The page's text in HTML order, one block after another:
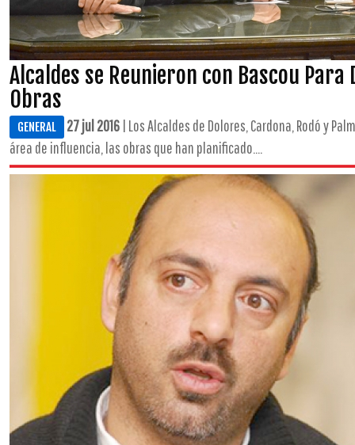
Alcaldes se Reunieron con Bascou
Obras
GENERAL 27 jul 2016 | Los Alcaldes de Dolores, Cardona, Rodó y
área de influencia, las obras que han planificado....